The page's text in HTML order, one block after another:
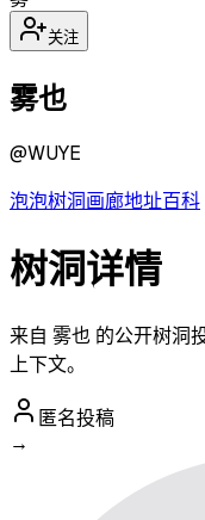
关注
雾也
@WUYE
泡泡树洞画廊地址百科
树洞详情
来自 雾也 的公开树洞
上下文。
匿名投稿
→